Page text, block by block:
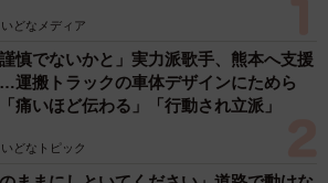
いどなメディア
謹慎でないかと」実力派歌手、熊本へ支援
運搬トラックの車体デザインにためら
痛いほど伝わる」「行動され立派」
いどなトピック